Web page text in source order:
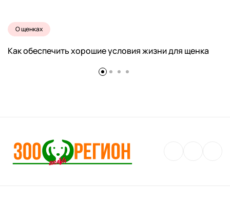
О щенках
Как обеспечить хорошие условия жизни для щенка